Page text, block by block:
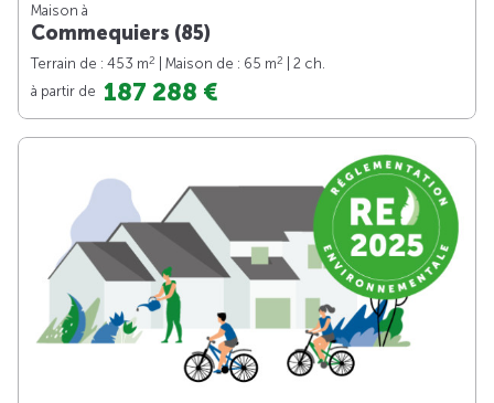
Maison à
Commequiers (85)
Terrain de : 453 m2 | Maison de : 65 m2
| 2 ch.
à partir de 187 288 €